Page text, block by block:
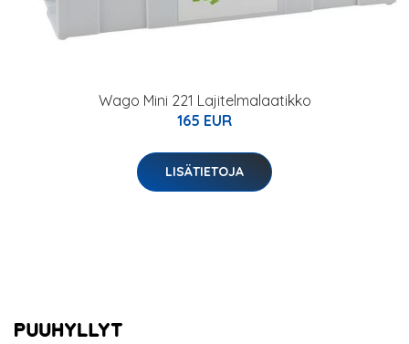
Wago Mini 221 Lajitelmalaatikko
165 EUR
LISÄTIETOJA